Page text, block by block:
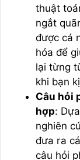
thuật
ngắt
được cá
hóa để
lại từng
khi bạn
Câu hỏi
hợp:
nghiên
đưa ra
câu hỏi